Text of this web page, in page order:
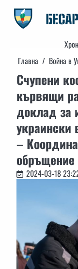
content
Главна
Война в
Счупени
кървящи
доклад за
украински
–
обръщение
2024-03-18